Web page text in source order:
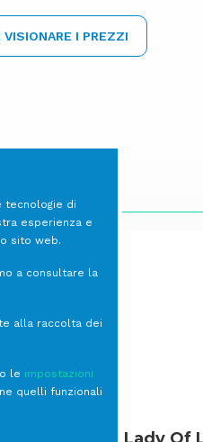
VISIONARE I PREZZI
tecnologie di
esperienza e
sito web.
a consultare la
alla raccolta dei
le impostazioni
quelli funzionali